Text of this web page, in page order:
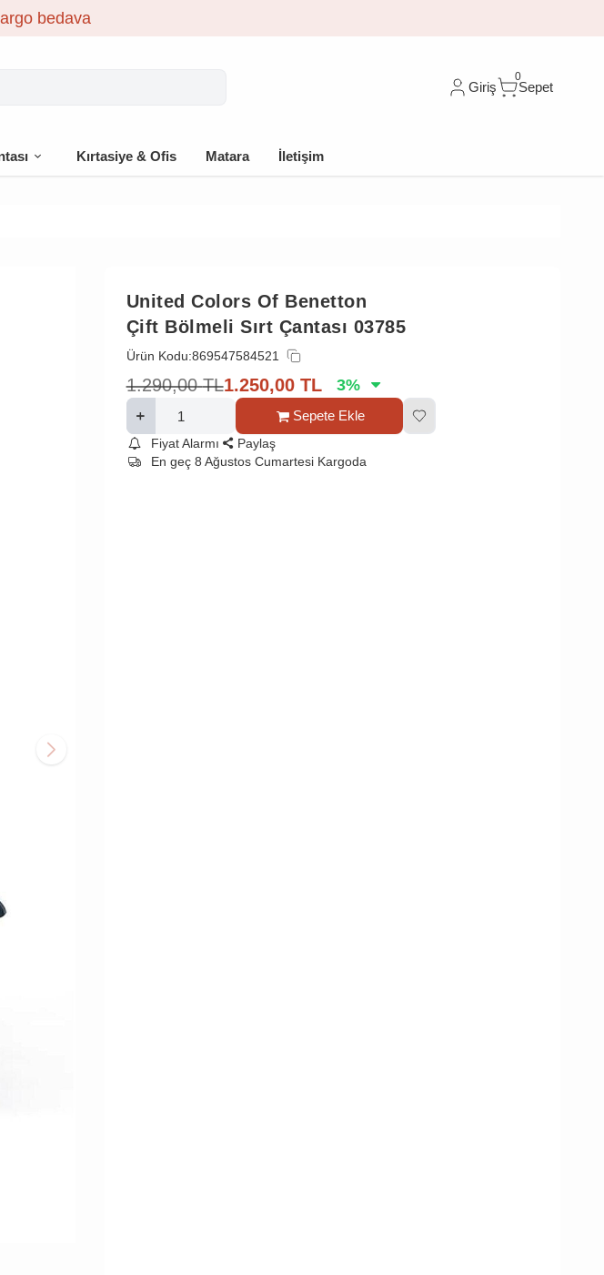
🎁 İlk siparişe %10 indirim
Giriş
0
Sepet
Kırtasiye & Ofis Matara İletişim
United Colors Of Benetton
Çift Bölmeli Sırt Çantası 03785
Ürün Kodu:869547584521
1.290,00 TL1.250,00 TL 3%
Sepete Ekle
Fiyat Alarmı
Paylaş
En geç 8 Ağustos Cumartesi Kargoda